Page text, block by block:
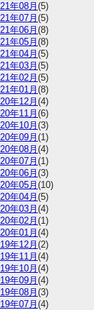
年08月 (5)
年07月 (5)
年06月 (8)
年05月 (8)
年04月 (5)
年03月 (5)
年02月 (5)
年01月 (8)
年12月 (4)
年11月 (6)
年10月 (3)
年09月 (1)
年08月 (4)
年07月 (1)
年06月 (3)
年05月 (10)
年04月 (5)
年03月 (4)
年02月 (1)
年01月 (4)
年12月 (2)
年11月 (4)
年10月 (4)
年09月 (4)
年08月 (3)
年07月 (4)